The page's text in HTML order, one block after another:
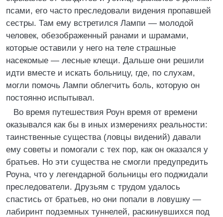
псами, его часто преследовали видения пропавшей
сестры. Там ему встретился Лампи — молодой
человек, обезображенный ранами и шрамами,
которые оставили у него на теле страшные
насекомые — лесные клещи. Дальше они решили
идти вместе и искать больницу, где, по слухам,
могли помочь Лампи облегчить боль, которую он
постоянно испытывал.
Во время путешествия Роун время от времени
оказывался как бы в иных измерениях реальности:
таинственные существа (ловцы видений) давали
ему советы и помогали с тех пор, как он оказался у
братьев. Но эти существа не смогли предупредить
Роуна, что у легендарной больницы его поджидали
преследователи. Друзьям с трудом удалось
спастись от братьев, но они попали в ловушку —
лабиринт подземных туннелей, раскинувшихся под